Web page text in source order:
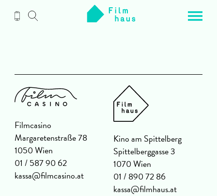
Inhalt
Filmcasino
Margaretenstraße 78
1050 Wien
01 / 587 90 62
kassa@filmcasino.at
Kino am Spittelberg
Spittelberggasse 3
1070 Wien
01 / 890 72 86
kassa@filmhaus.at